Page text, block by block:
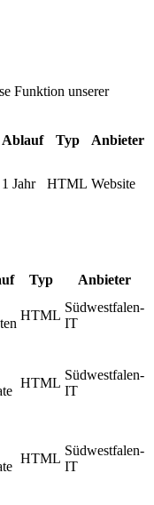
Funktion unserer
Ablauf Typ Anbieter
1 Jahr HTML Website
Typ Anbieter
HTML
Südwestfalen-
IT
HTML
Südwestfalen-
IT
HTML
Südwestfalen-
IT